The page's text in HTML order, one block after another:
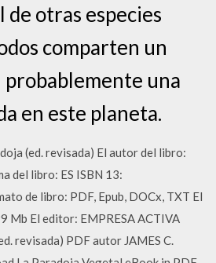
de otras especies
comparten un
una
en este planeta.
(ed. revisada) El autor del libro:
del libro: ES ISBN 13:
de libro: PDF, Epub, DOCx, TXT El
Mb El editor: EMPRESA ACTIVA
revisada) PDF autor JAMES C.